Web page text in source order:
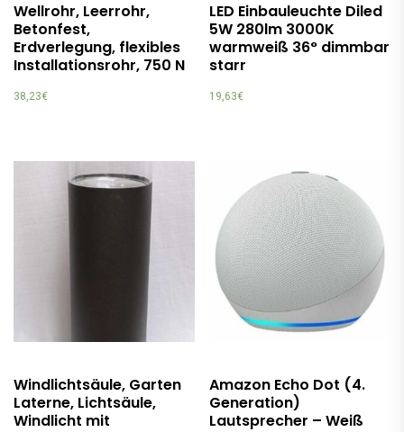
Wellrohr, Leerrohr,
Betonfest,
Erdverlegung, flexibles
Installationsrohr, 750 N
38,23€
LED Einbauleuchte Diled
5W 280lm 3000K
warmweiß 36° dimmbar
starr
19,63€
Windlichtsäule, Garten
Laterne, Lichtsäule,
Windlicht mit
Amazon Echo Dot (4.
Generation)
Lautsprecher – Weiß